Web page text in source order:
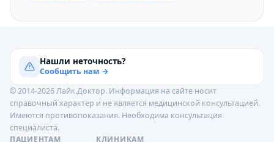
Нашли неточность?
Сообщить нам →
© 2014-2026 Лайк.Доктор. Информация на сайте носит
справочный характер и не является медицинской консультацией.
Имеются противопоказания. Необходима консультация
специалиста.
ПАЦИЕНТАМ
КЛИНИКАМ